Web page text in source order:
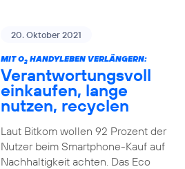
20. Oktober 2021
MIT O2HANDYLEBEN VERLÄNGERN:
Verantwortungsvoll
einkaufen, lange
nutzen, recyclen
Laut Bitkom wollen 92 Prozent der
Nutzer beim Smartphone-Kauf auf
Nachhaltigkeit achten. Das Eco